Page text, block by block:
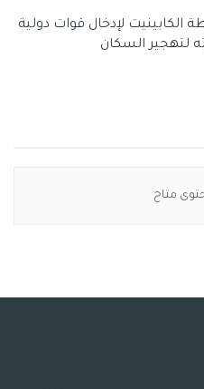
الكابينيت لإدخال قوات دولية
لتهجير السكان
متاح